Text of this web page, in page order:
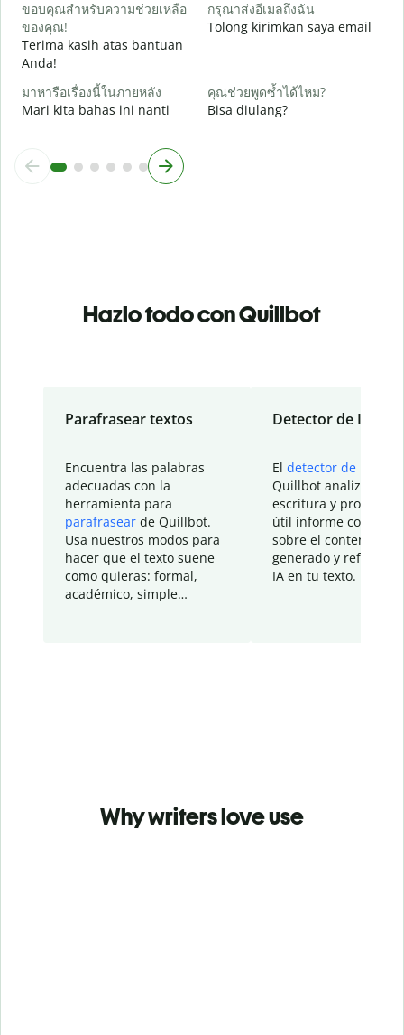
ขอบคุณสำหรับความช่วยเหลือ
ของคุณ!
Terima kasih atas bantuan
Anda!
กรุณาส่งอีเมลถึงฉัน
Tolong kirimkan saya email
มาหารือเรื่องนี้ในภายหลัง
Mari kita bahas ini nanti
คุณช่วยพูดซ้ำได้ไหม?
Bisa diulang?
Hazlo todo con Quillbot
Parafrasear textos
Encuentra las palabras
adecuadas con la
herramienta para
parafrasear de Quillbot.
Usa nuestros modos para
hacer que el texto suene
como quieras: formal,
académico, simple…
Detector de IA
El detector de IA
Quillbot analiza tu
escritura y
útil informe con
sobre el contenido
generado y refinado
IA en tu texto.
Why writers love use